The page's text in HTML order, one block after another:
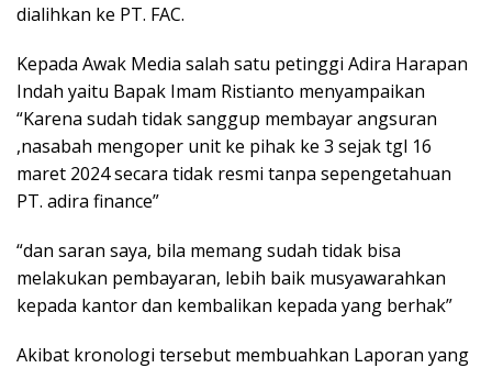
dialihkan ke PT. FAC.
Kepada Awak Media salah satu petinggi Adira Harapan
Indah yaitu Bapak Imam Ristianto menyampaikan
“Karena sudah tidak sanggup membayar angsuran
,nasabah mengoper unit ke pihak ke 3 sejak tgl 16
maret 2024 secara tidak resmi tanpa sepengetahuan
PT. adira finance”
“dan saran saya, bila memang sudah tidak bisa
melakukan pembayaran, lebih baik musyawarahkan
kepada kantor dan kembalikan kepada yang berhak”
Akibat kronologi tersebut membuahkan Laporan yang